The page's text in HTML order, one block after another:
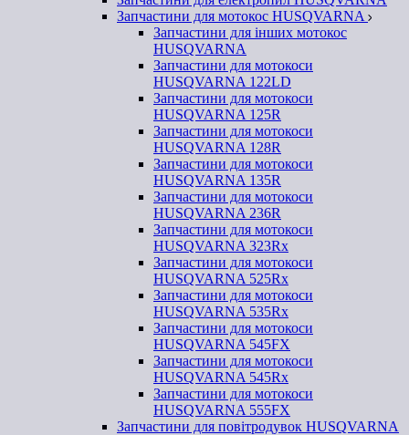
Запчастини для мотокос HUSQVARNA
Запчастини для інших мотокос
HUSQVARNA
Запчастини для мотокоси
HUSQVARNA 122LD
Запчастини для мотокоси
HUSQVARNA 125R
Запчастини для мотокоси
HUSQVARNA 128R
Запчастини для мотокоси
HUSQVARNA 135R
Запчастини для мотокоси
HUSQVARNA 236R
Запчастини для мотокоси
HUSQVARNA 323Rx
Запчастини для мотокоси
HUSQVARNA 525Rx
Запчастини для мотокоси
HUSQVARNA 535Rx
Запчастини для мотокоси
HUSQVARNA 545FX
Запчастини для мотокоси
HUSQVARNA 545Rx
Запчастини для мотокоси
HUSQVARNA 555FX
Запчастини для повітродувок HUSQVARNA